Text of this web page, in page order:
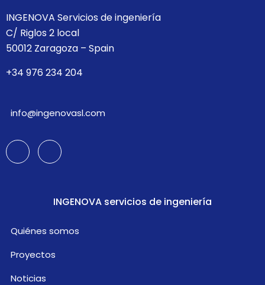
INGENOVA Servicios de ingeniería
C/ Riglos 2 local
50012 Zaragoza – Spain
+34 976 234 204
info@ingenovasl.com
INGENOVA servicios de ingeniería
Quiénes somos
Proyectos
Noticias